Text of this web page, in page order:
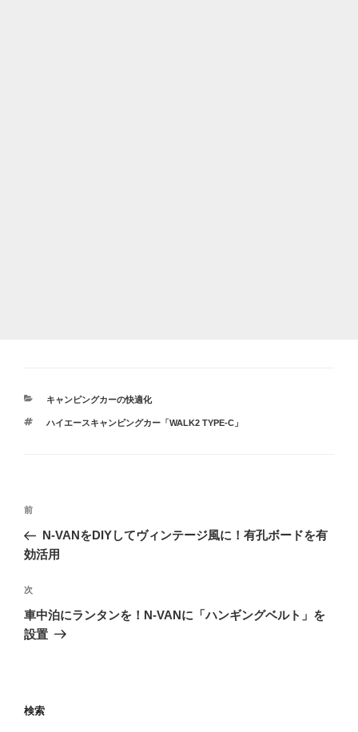
カ
ゴ
キャンピングカーの快適化
タ
ハイエースキャンピングカー「WALK2 TYPE-C」
投
ナ
ゲ
ー
シ
前
の
投
前
N-VANをDIYしてヴィンテージ風に！有孔ボードを有
効活用
次
の
投
次
車中泊にランタンを！N-VANに「ハンギングベルト」を
設置
検索